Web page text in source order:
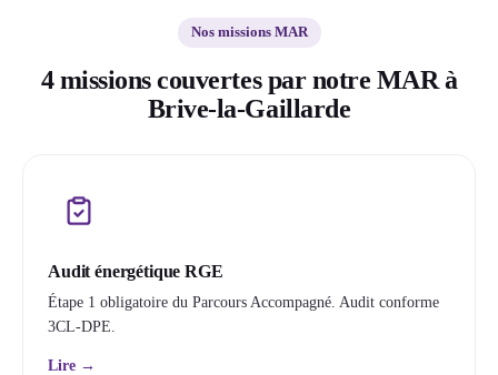
Nos missions MAR
4 missions couvertes par notre MAR à
Brive-la-Gaillarde
Audit énergétique RGE
Étape 1 obligatoire du Parcours Accompagné. Audit conforme
3CL-DPE.
Lire →